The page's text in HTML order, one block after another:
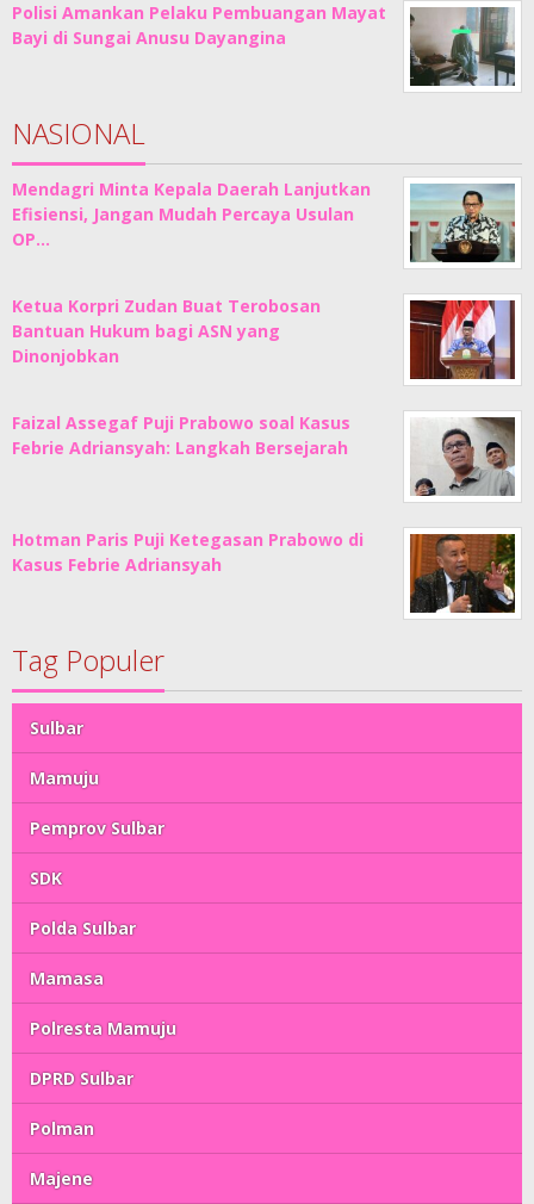
Polisi Amankan Pelaku Pembuangan Mayat
Bayi di Sungai Anusu Dayangina
NASIONAL
Mendagri Minta Kepala Daerah Lanjutkan
Efisiensi, Jangan Mudah Percaya Usulan
OP…
Ketua Korpri Zudan Buat Terobosan
Bantuan Hukum bagi ASN yang
Dinonjobkan
Faizal Assegaf Puji Prabowo soal Kasus
Febrie Adriansyah: Langkah Bersejarah
Hotman Paris Puji Ketegasan Prabowo di
Kasus Febrie Adriansyah
Tag Populer
Sulbar
Mamuju
Pemprov Sulbar
SDK
Polda Sulbar
Mamasa
Polresta Mamuju
DPRD Sulbar
Polman
Majene